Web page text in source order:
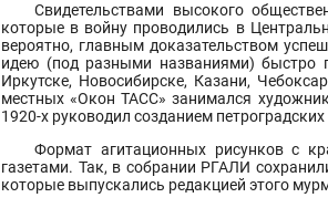
Свидетельствами высокого
которые в войну проводились в
вероятно, главным доказательством
идею (под разными названиями) быстро
Иркутске, Новосибирске, Казани,
местных «Окон ТАСС» занимался
1920-х руководил созданием
Формат агитационных рисунков с
газетами. Так, в собрании РГАЛИ
которые выпускались редакцией этого